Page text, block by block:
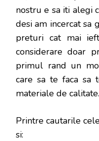
nostru e sa iti alegi
desi am incercat sa
preturi cat mai
considerare doar
primul rand un
care sa te faca sa
materiale de calitate.
Printre cautarile
si: